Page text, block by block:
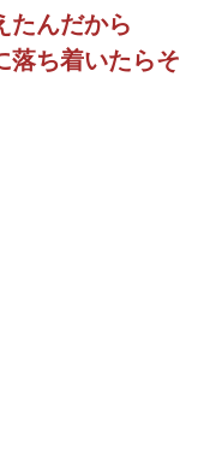
たんだから
落ち着いたらそ